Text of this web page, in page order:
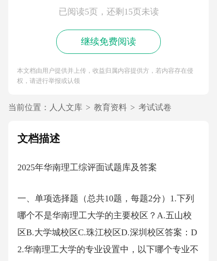
已阅读5页，还剩15页未读
继续免费阅读
本文档由用户提供并上传，收益归属内容提供方，若内容存在侵
权，请进行举报或认领
当前位置： 人人文库 > 教育资料 > 考试试卷
文档描述
2025年华南理工综评面试题库及答案
一、单项选择题（总共10题，每题2分）1.下列
哪个不是华南理工大学的主要校区？A.五山校
区B.大学城校区C.珠江校区D.深圳校区答案：D
2.华南理工大学的专业设置中，以下哪个专业不